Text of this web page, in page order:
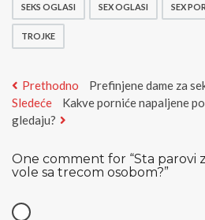
SEKS OGLASI SEX OGLASI SEX
TROJKE
Kretanje
članka
Prethodno
Previous
post:
Prefinjene dame za
Sledeće
Next
post:
Kakve porniće napaljene
gledaju?
One comment for “Sta parovi
vole sa trecom osobom?”